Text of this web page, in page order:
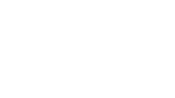
나흘 연속 최고치